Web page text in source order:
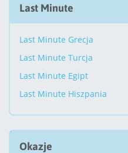
Last Minute
Last Minute Grecja
Last Minute Turcja
Last Minute Egipt
Last Minute Hiszpania
Okazje